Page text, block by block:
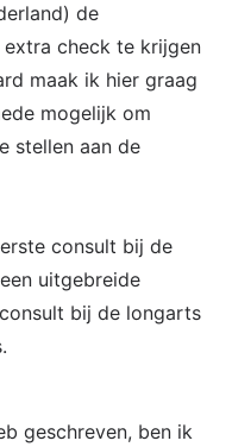
de
check te krijgen
maak ik hier graag
mogelijk om
stellen aan de
consult bij de
uitgebreide
bij de longarts
geschreven, ben ik